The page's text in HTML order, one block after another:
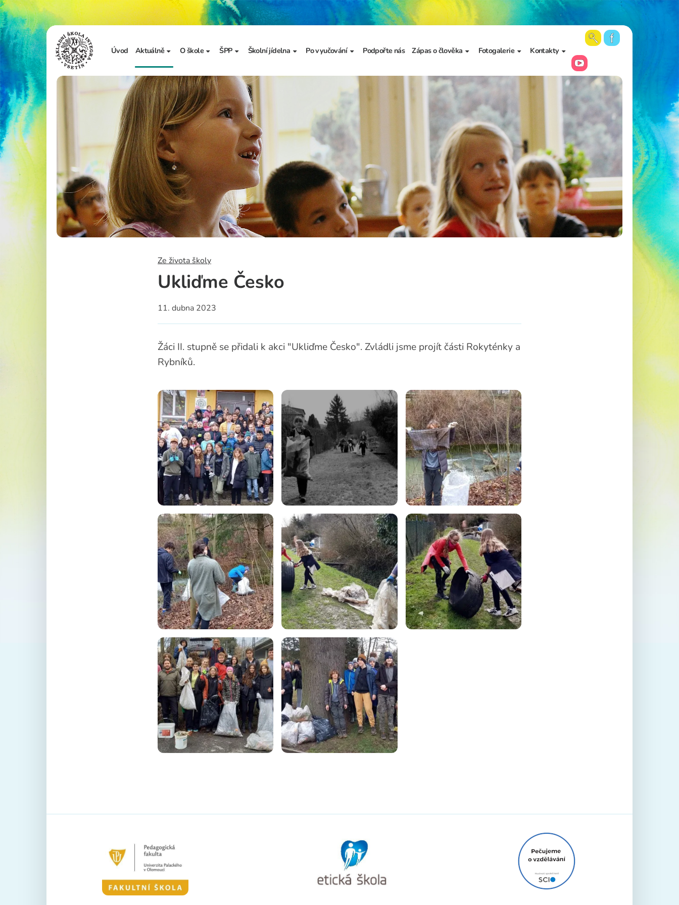
Úvod Aktuálně
Sdělení školy
Ze života školy
O škole
Základní informace
Úřední deska
Vzdělávání a výchova
Zápis do 1. třídy
Školní dokumenty
Realizované projekty
Adopce na dálku
Školská rada
ŠPP
Základní informace
Dokumenty školního
metodika prevence
Školní jídelna
Jídelníček
Po vyučování
Školní družina
Školní klub
Kroužky
Bellhop čipový systém
Podpořte nás Zápas o člověka
Prezentace školy a
výzkumu
Fotogalerie
Aktuální fotky
Archiv fotogalerií
Kontakty
Vedení školy
Kancelář školy
Zájmové vzdělávání
Školní poradenské
pracoviště
Učitelé
Asistenti pedagoga
Napište nám
Ze života školy
Ukliďme Česko
11. dubna 2023
Žáci II. stupně se přidali k akci "Ukliďme Česko". Zvládli jsme projít části Rokyténky a
Rybníků.